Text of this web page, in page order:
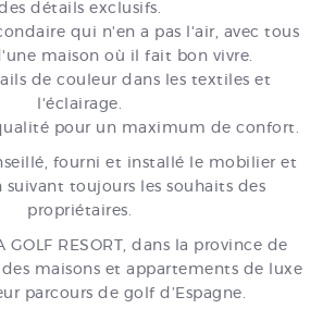
détails exclusifs.
qui n'en a pas l'air, avec tous
maison où il fait bon vivre.
de couleur dans les textiles et
l'éclairage.
pour un maximum de confort.
fourni et installé le mobilier et
suivant toujours les souhaits des
propriétaires.
GOLF RESORT, dans la province de
maisons et appartements de luxe
parcours de golf d’Espagne.